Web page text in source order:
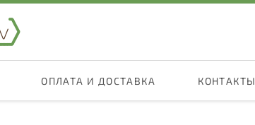
ОПЛАТА И ДОСТАВКА КОНТАКТЫ